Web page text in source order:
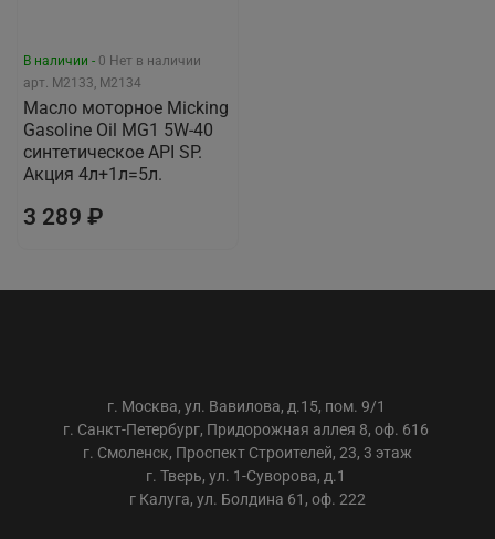
В наличии - 0 Нет в наличии
арт. М2133, M2134
Масло моторное Micking
Gasoline Oil MG1 5W-40
синтетическое API SP.
Акция 4л+1л=5л.
3 289 ₽
г. Москва, ул. Вавилова, д.15, пом. 9/1
г. Санкт-Петербург, Придорожная аллея 8, оф. 616
г. Смоленск, Проспект Строителей, 23, 3 этаж
г. Тверь, ул. 1-Суворова, д.1
г Калуга, ул. Болдина 61, оф. 222